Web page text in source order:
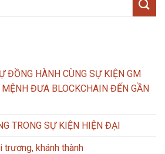
ĐỒNG HÀNH CÙNG SỰ KIỆN GM
ĐƯA BLOCKCHAIN ĐẾN GẦN
TRONG SỰ KIỆN HIỆN ĐẠI
khánh thành